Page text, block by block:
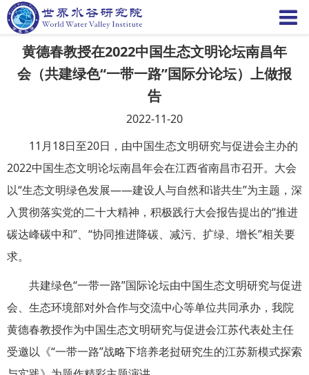
黄德春教授在2022中国生态文明论坛南昌年
会（共建绿色“⼀带⼀路”国际分论坛）上做报
告
2022-11-20
11月18日至20日，由中国生态文明研究与促进会主办的
2022中国生态文明论坛南昌年会在江西省南昌市召开。大会
以“生态文明绿色发展——建设人与自然和谐共生”为主题，深
⼊贯彻落实党的二十大精神，积极践行大会报告提出的“推进
碳达峰碳中和”、 “协同推进降碳、减污、扩绿、增长”相关要
求。
共建绿色“⼀带⼀路”国际论坛由中国生态文明研究与促进
会、生态环境部对外合作与交流中心等单位共同承办，我院
黄德春教授作为中国生态文明研究与促进会江苏代表处主任
受邀以《“一带一路”战略下培养老挝研究生的江苏新模式探索